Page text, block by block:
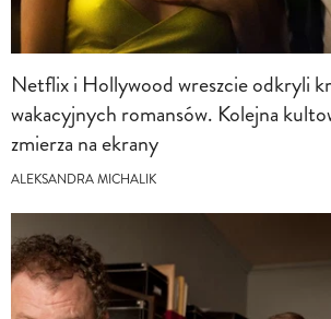
Netflix i Hollywood wreszcie odkryli
wakacyjnych romansów. Kolejna
zmierza na ekrany
ALEKSANDRA MICHALIK